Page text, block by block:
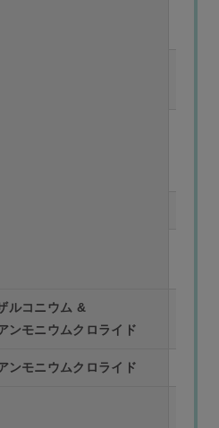
ルコニウム &
ンモニウムクロライド
ンモニウムクロライド